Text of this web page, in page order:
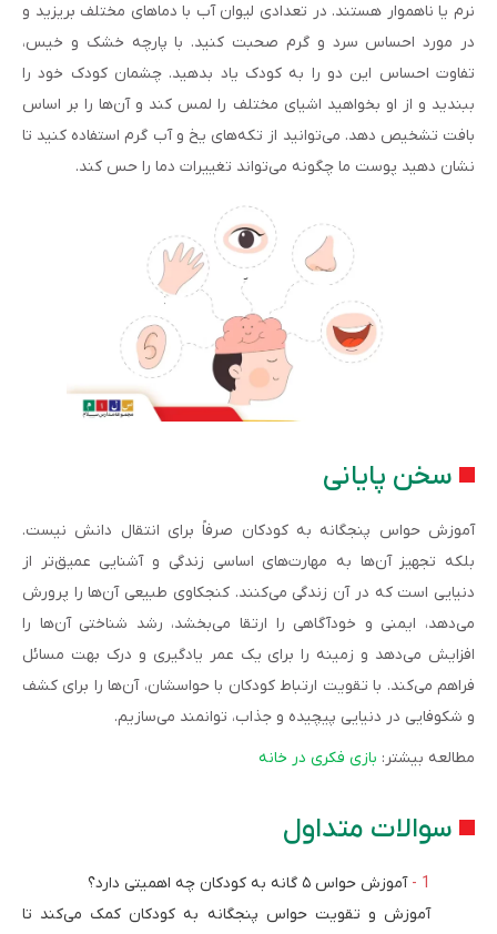
نرم یا ناهموار هستند. در تعدادی لیوان آب با دماهای مختلف بریزید و
در مورد احساس سرد و گرم صحبت کنید. با پارچه خشک و خیس،
تفاوت احساس این دو را به کودک یاد بدهید. چشمان کودک خود را
ببندید و از او بخواهید اشیای مختلف را لمس کند و آن‌ها را بر اساس
بافت تشخیص دهد. می‌توانید از تکه‌های یخ و آب گرم استفاده کنید تا
نشان دهید پوست ما چگونه می‌تواند تغییرات دما را حس کند.
سخن پایانی
آموزش حواس پنجگانه به کودکان صرفاً برای انتقال دانش نیست.
بلکه تجهیز آن‌ها به مهارت‌های اساسی زندگی و آشنایی عمیق‌تر از
دنیایی است که در آن زندگی می‌کنند. کنجکاوی طبیعی آن‌ها را پرورش
می‌‌دهد، ایمنی و خودآگاهی را ارتقا می‌بخشد، رشد شناختی آن‌ها را
افزایش می‌دهد و زمینه را برای یک عمر یادگیری و درک بهت مسائل
فراهم می‌کند. با تقویت ارتباط کودکان با حواسشان، آن‌ها را برای کشف
و شکوفایی در دنیایی پیچیده و جذاب، توانمند می‌سازیم.
مطالعه بیشتر: بازی فکری در خانه
سوالات متداول
آموزش حواس ۵ گانه به کودکان چه اهمیتی دارد؟
آموزش و تقویت حواس پنجگانه به کودکان کمک می‌کند تا